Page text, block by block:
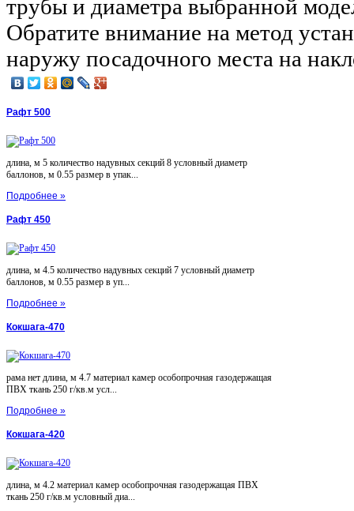
трубы и диаметра выбранной
Обратите внимание на метод
наружу посадочного места на
Рафт 500
длина, м 5 количество надувных секций 8 условный диаметр
баллонов, м 0.55 размер в упак...
Подробнее »
Рафт 450
длина, м 4.5 количество надувных секций 7 условный диаметр
баллонов, м 0.55 размер в уп...
Подробнее »
Кокшага-470
рама нет длина, м 4.7 материал камер особопрочная газодержащая
ПВХ ткань 250 г/кв.м усл...
Подробнее »
Кокшага-420
длина, м 4.2 материал камер особопрочная газодержащая ПВХ
ткань 250 г/кв.м условный диа...